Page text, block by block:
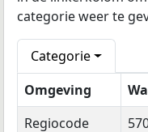
categorie weer te
Categorie
Omgeving
Regiocode